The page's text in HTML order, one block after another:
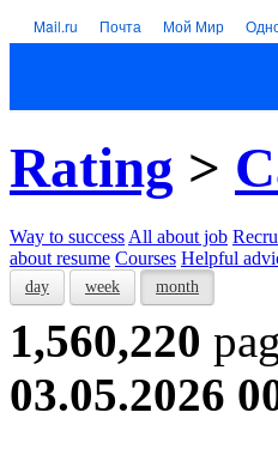
Mail.ru Почта Мой Мир
Rating >
Way to success All about job
about resume Courses Helpful
day week month
1,560,220
03.05.2026